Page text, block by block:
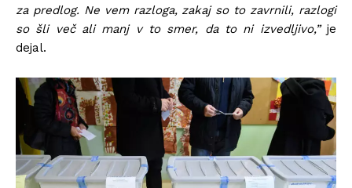
za predlog. Ne vem razloga, zakaj so to zavrnili, razlogi
so šli več ali manj v to smer, da to ni izvedljivo,”je
dejal.